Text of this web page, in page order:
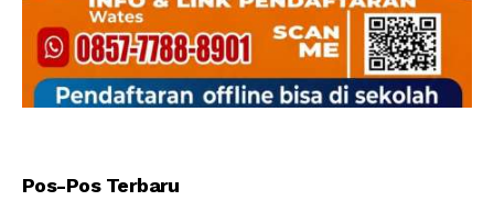
Pos-Pos Terbaru